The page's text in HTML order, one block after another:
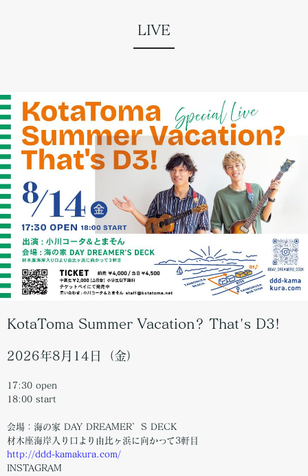
LIVE
KotaToma Summer Vacation? That's D3!
2026年8月14日（金）
17:30 open
18:00 start
会場：海の家 DAY DREAMER’S DECK
材木座海岸入り口より由比ヶ浜に向かって3軒目
http://ddd-kamakura.com/
INSTAGRAM